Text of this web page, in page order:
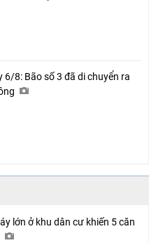
6/8: Bão số 3 đã di chuyển ra
lớn ở khu dân cư khiến 5 căn